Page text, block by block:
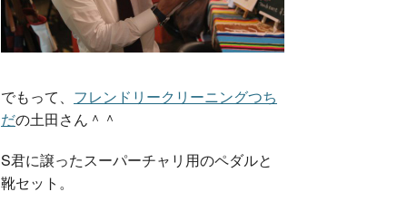
でもって、 フレンドリークリーニングつち
だの土田さん＾＾
S君に譲ったスーパーチャリ用のペダルと
靴セット。